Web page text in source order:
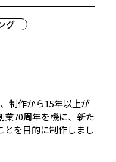
グ
制作から15年以上が
業70周年を機に、新た
とを目的に制作しまし